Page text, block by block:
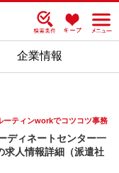
企業情報
ーティンworkでコツコツ事務
ディネートセンター一
求人情報詳細（派遣社